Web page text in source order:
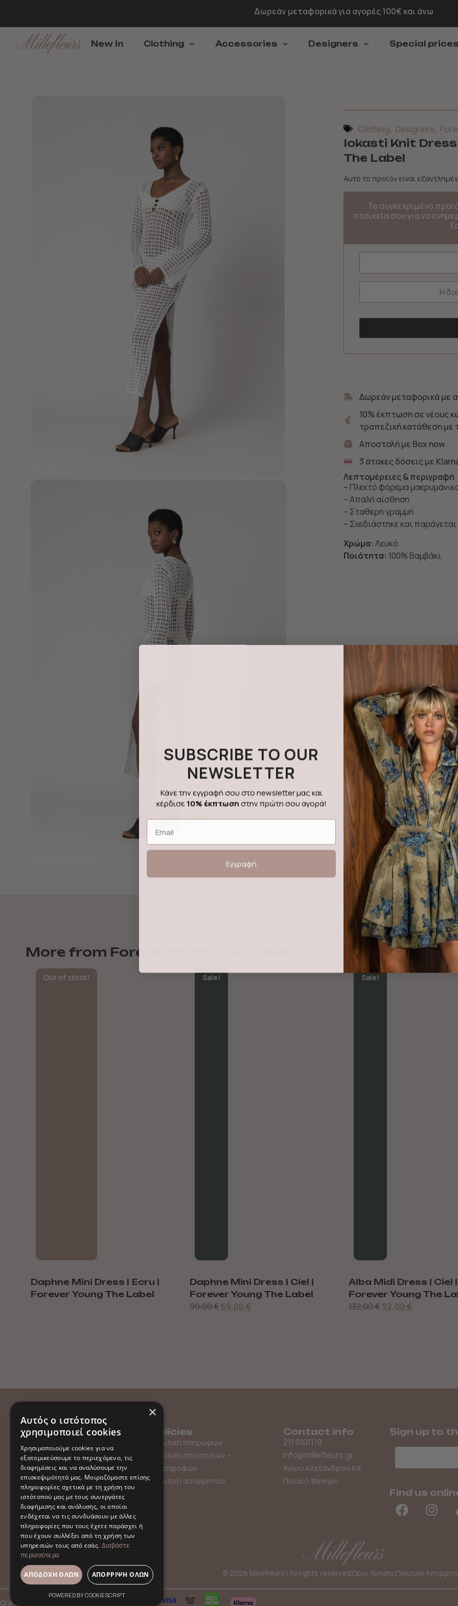
Πληρωμή σε 3 άτοκες δόσεις με Klarna
New In Clothing Accessories Designers Special prices
Clothing, Designers,
Iokasti Knit Dress
The Label
Αυτό το προϊόν είναι
Το συγκεκριμένο
στοιχεία σου για να
Δωρεάν μεταφορικά με
10% έκπτωση σε νέους
τραπεζική κατάθεση με
Αποστολή με Box now
3 άτοκες δόσεις με
Λεπτομέρειες & περιγραφή
– Πλεκτό φόρεμα
– Απαλή αίσθηση
– Σταθερή γραμμή
– Σχεδιάστηκε και
Χρώμα: Λευκό
Ποιότητα: 100% Βαμβάκι
More from ForeverYoung The Label
Out of stock!
Daphne Mini Dress | Ecru |
Forever Young The Label
Sale!
Daphne Mini Dress | Ciel |
Forever Young The Label
99,00€69,00 €
Sale!
Alba Midi Dress | Ciel |
Forever Young The
132,00€92,00 €
Menu
Gift Card
About us
Contact
Policies
Πολιτική πληρωμών
Πολιτική αποστολών –
επιστροφών
Πολιτική απορρήτου
Contact info
211 0101119
info@millefleurs.gr
Αγίου Αλεξάνδρου 69,
Παλαιό Φάληρο
Sign up to
Find us
© 2026 Millefleurs | All rights reservedΌροι ΧρήσηςΠολιτική
Crafted with
×
Αυτός ο ιστότοπος
χρησιμοποιεί cookies
Χρησιμοποιούμε cookies για να
εξατομικεύσουμε το περιεχόμενο, τις
διαφημίσεις και να αναλύσουμε την
επισκεψιμότητά μας. Μοιραζόμαστε επίσης
πληροφορίες σχετικά με τη χρήση του
ιστότοπού μας με τους συνεργάτες
διαφήμισης και ανάλυσης, οι οποίοι
ενδέχεται να τις συνδυάσουν με άλλες
πληροφορίες που τους έχετε παράσχει ή
που έχουν συλλέξει από τη χρήση των
υπηρεσιών τους από εσάς. Διαβάστε
περισσότερα
ΑΠΟΔΟΧΉ ΌΛΩΝ ΑΠΌΡΡΙΨΗ ΌΛΩΝ
POWERED BY COOKIESCRIPT
SUBSCRIBE TO OUR
NEWSLETTER
Κάνε την εγγραφή σου στο newsletter μας και
κέρδισε 10% έκπτωσηστην πρώτη σου αγορά!
Email
Εγγραφή